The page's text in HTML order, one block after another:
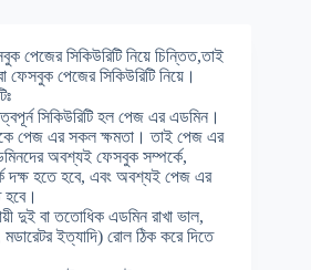
পেজের সিকিউরিটি নিয়ে চিন্তিত,তাই
পেজের সিকিউরিটি নিয়ে।
সিকিউরিটি হল পেজ এর এডমিন।
পেজ এর সকল ক্ষমতা। তাই পেজ এর
অবশ্যই ফেসবুক সম্পর্কে,
দক্ষ হতে হবে, এবং অবশ্যই পেজ এর
হবে।
দুই বা ততোধিক এডমিন রাখা ভাল,
মডারেটর ইত্যাদি) রোল ঠিক করে দিতে